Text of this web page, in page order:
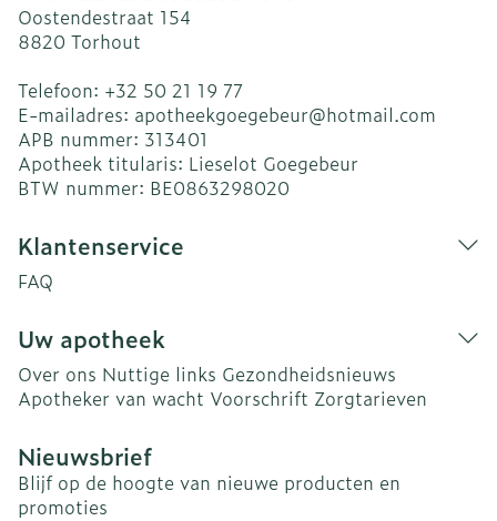
Oostendestraat 154
8820 Torhout
Telefoon: +32 50 21 19 77
E-mailadres: apotheekgoegebeur@hotmail.com
APB nummer: 313401
Apotheek titularis: Lieselot Goegebeur
BTW nummer: BE0863298020
Klantenservice
FAQ
Uw apotheek
Over ons Nuttige links Gezondheidsnieuws
Apotheker van wacht Voorschrift Zorgtarieven
Nieuwsbrief
Blijf op de hoogte van nieuwe producten en
promoties